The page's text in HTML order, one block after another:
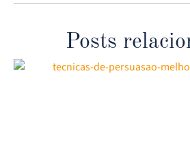
Posts